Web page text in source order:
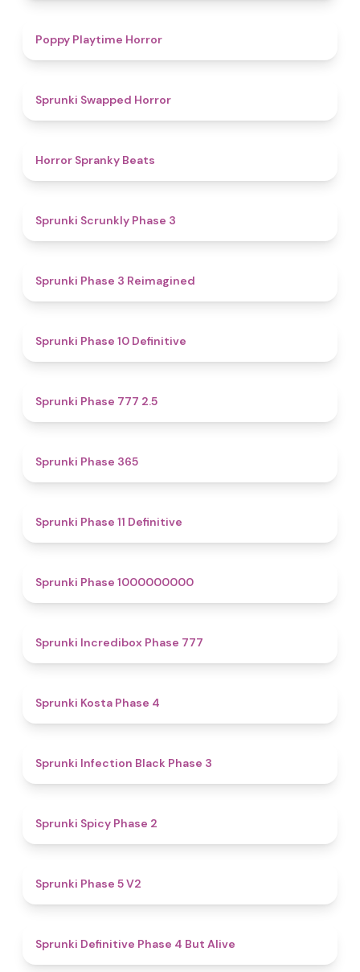
Poppy Playtime Horror
Sprunki Swapped Horror
Horror Spranky Beats
Sprunki Scrunkly Phase 3
Sprunki Phase 3 Reimagined
Sprunki Phase 10 Definitive
Sprunki Phase 777 2.5
Sprunki Phase 365
Sprunki Phase 11 Definitive
Sprunki Phase 1000000000
Sprunki Incredibox Phase 777
Sprunki Kosta Phase 4
Sprunki Infection Black Phase 3
Sprunki Spicy Phase 2
Sprunki Phase 5 V2
Sprunki Definitive Phase 4 But Alive